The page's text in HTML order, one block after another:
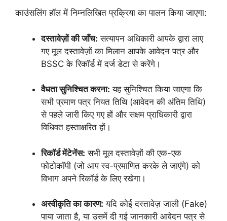
काउंसलिंग हॉल में निम्नलिखित प्रक्रिया का पालन किया जाएगा:
दस्तावेज़ों की जाँच: सत्यापन अधिकारी आपके द्वारा लाए
गए मूल दस्तावेज़ों का मिलान आपके आवेदन पत्र और
BSSC के रिकॉर्ड में दर्ज डेटा से करेंगे।
वैधता सुनिश्चित करना: यह सुनिश्चित किया जाएगा कि
सभी प्रमाण पत्र नियत तिथि (आवेदन की अंतिम तिथि)
से पहले जारी किए गए हों और सक्षम प्राधिकारी द्वारा
विधिवत हस्ताक्षरित हों।
रिकॉर्ड मेंटेनेंस: सभी मूल दस्तावेज़ों की एक-एक
फोटोकॉपी (जो आप स्व-प्रमाणित करके ले जाएंगे) को
विभाग अपने रिकॉर्ड के लिए रखेगा।
अस्वीकृति का कारण: यदि कोई दस्तावेज़ जाली (Fake)
पाया जाता है, या उसमें दी गई जानकारी आवेदन पत्र से